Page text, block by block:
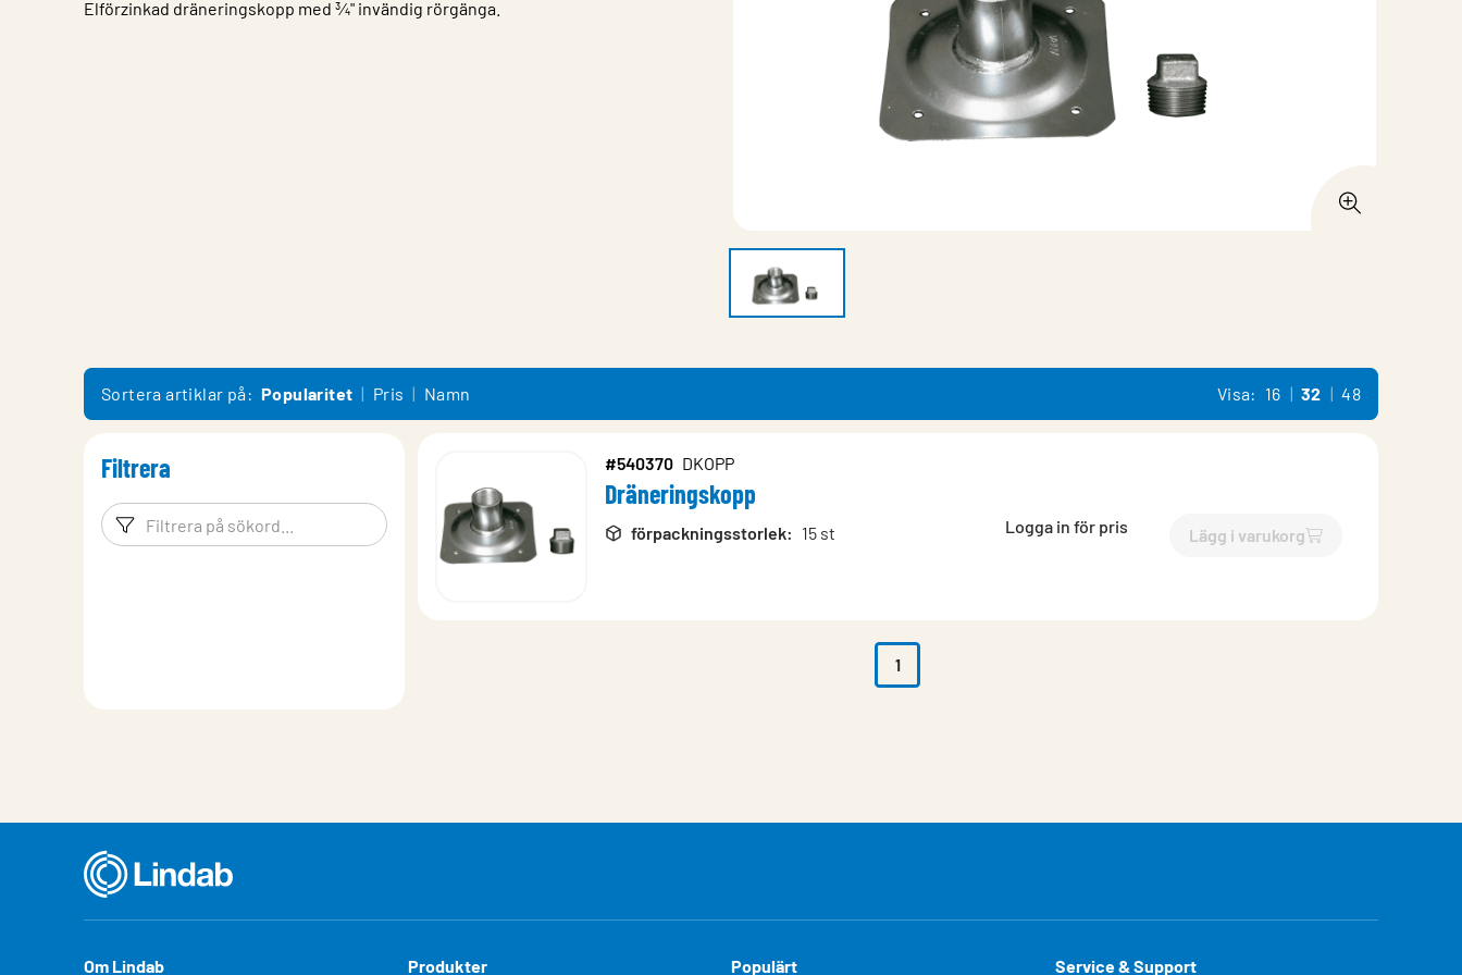
Elförzinkad dräneringskopp med ¾" invändig rörgänga.
Sortera artiklar på: Popularitet Pris Namn Visa: 16 32 48
Filtrera
Filtreringsord Filtrera produkter
#540370 DKOPP
Dräneringskopp
förpackningsstorlek: 15 st Logga in för pris Lägg i varukorg
`$Lägg till
1
Om Lindab Produkter Populärt Service & Support